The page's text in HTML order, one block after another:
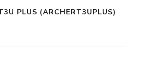
PLUS (ARCHERT3UPLUS)